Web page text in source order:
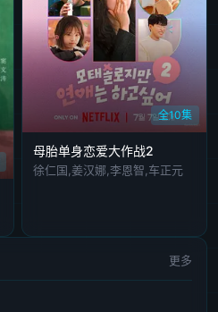
全10集
母胎单身恋爱大作战2
徐仁国,姜汉娜,李恩智,车正元
更多